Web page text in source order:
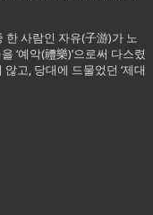
한 사람인 자유(子游)가 노
‘예악(禮樂)’으로써 다스렸
고, 당대에 드물었던 ‘제대